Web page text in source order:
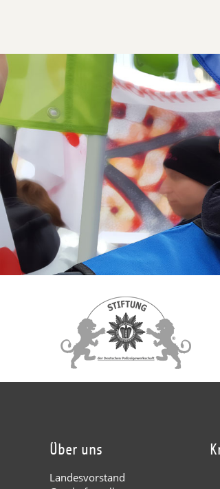
Über uns
Landesvorstand